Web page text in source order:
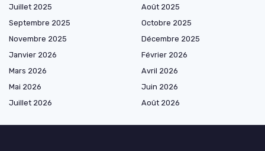
Juillet 2025
Août 2025
Septembre 2025
Octobre 2025
Novembre 2025
Décembre 2025
Janvier 2026
Février 2026
Mars 2026
Avril 2026
Mai 2026
Juin 2026
Juillet 2026
Août 2026